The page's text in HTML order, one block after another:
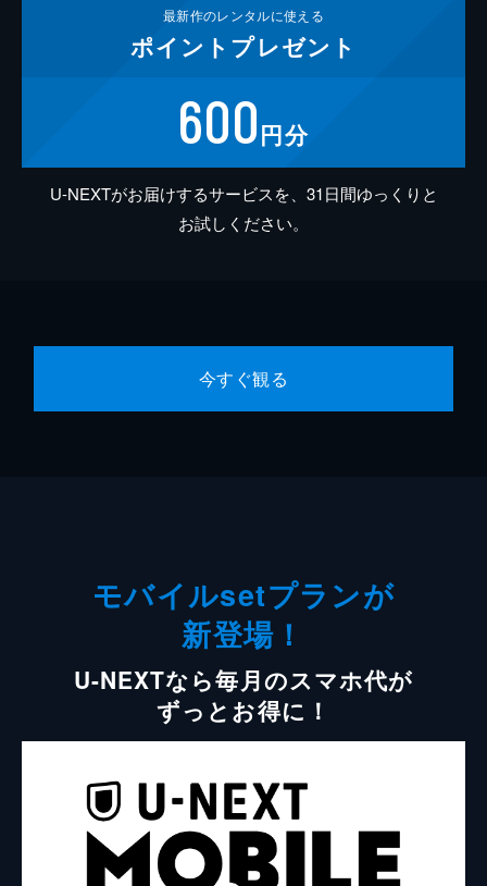
最新作のレンタルに使える
ポイント プレゼント
600円分
U-NEXTがお届けするサービスを、31日間ゆっくりと
お試しください。
今すぐ観る
モバイルsetプランが
新登場！
U-NEXTなら毎月のスマホ代が
ずっとお得に！